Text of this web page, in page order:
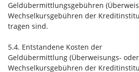
Geldübermittlungsgebühren
Wechselkursgebühren der
tragen sind.
5.4. Entstandene Kosten der
Geldübermittlung (Überweisungs- oder
Wechselkursgebühren der